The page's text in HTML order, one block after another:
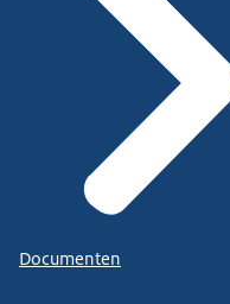
Documenten